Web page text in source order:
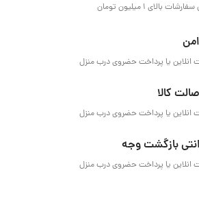
بالای 1 میلیون تومان
انلاین یا پرداخت حضروی درب منزل
کالا
انلاین یا پرداخت حضروی درب منزل
انلاین یا پرداخت حضروی درب منزل